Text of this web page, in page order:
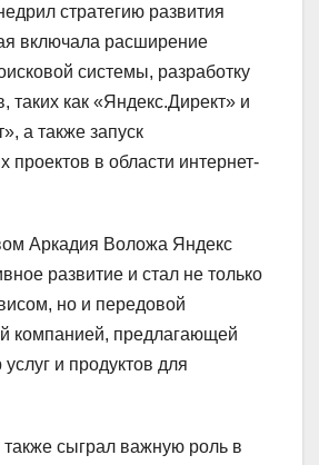
стратегию развития
включала расширение
системы, разработку
таких как «Яндекс.Директ» и
а также запуск
проектов в области интернет-
Аркадия Воложа Яндекс
развитие и стал не только
но и передовой
компанией, предлагающей
и продуктов для
сыграл важную роль в